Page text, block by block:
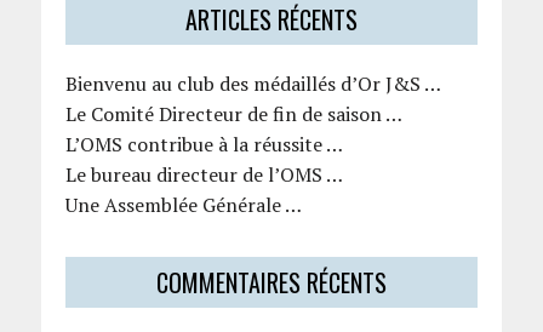
ARTICLES RÉCENTS
Bienvenu au club des médaillés d’Or J&S …
Le Comité Directeur de fin de saison …
L’OMS contribue à la réussite …
Le bureau directeur de l’OMS …
Une Assemblée Générale …
COMMENTAIRES RÉCENTS